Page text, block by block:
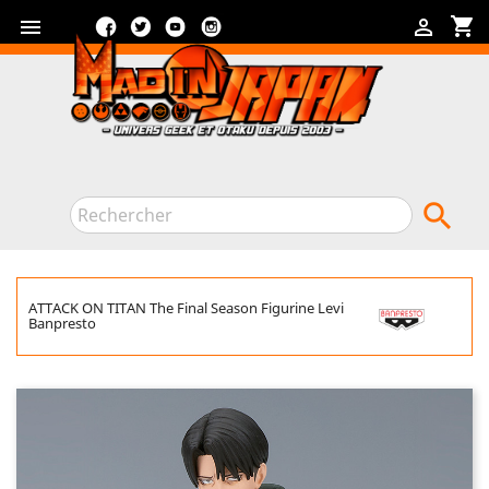
 shopping_cart

FacebookTwitterYouTube

ATTACK ON TITAN The Final Season Figurine Levi
Banpresto